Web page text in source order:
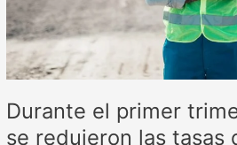
Durante el primer
se redujeron las tasas
tasas
de
siniestralidad
laboral
el